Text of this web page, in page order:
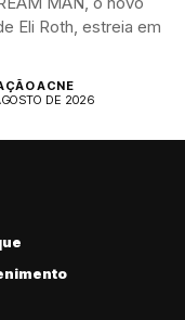
Eli Roth, estreia em
ACNE
DE 2026